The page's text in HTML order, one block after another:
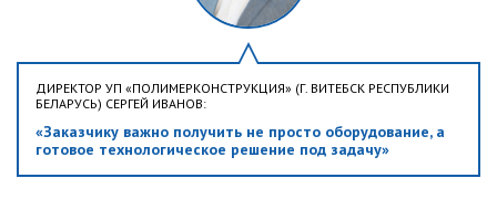
ДИРЕКТОР УП «ПОЛИМЕРКОНСТРУКЦИЯ» (Г. ВИТЕБСК РЕСПУБЛИКИ
БЕЛАРУСЬ) СЕРГЕЙ ИВАНОВ:
«Заказчику важно получить не просто оборудование, а
готовое технологическое решение под задачу»